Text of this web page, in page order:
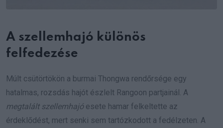
A szellemhajó különös
felfedezése
Múlt csütörtökön a burmai Thongwa rendőrsége egy
hatalmas, rozsdás hajót észlelt Rangoon partjainál. A
megtalált szellemhajóesete hamar felkeltette az
érdeklődést, mert senki sem tartózkodott a fedélzeten. A